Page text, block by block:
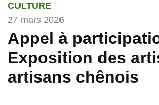
CULTURE
27 mars 2026
Appel à
Exposition des
artisans chênois